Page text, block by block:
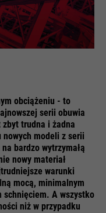
sesji
umożliwić
a tym
sesję otwartą.
sesji
na
korzystanie z
obciążeniu - to
serii obuwia
trudna i żadna
modeli z serii
bardzo wytrzymałą
nowy materiał
warunki
mocą, minimalnym
schnięciem. A wszystko
niż w przypadku